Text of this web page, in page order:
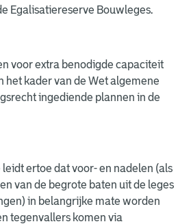
Egalisatiereserve Bouwleges.
voor extra benodigde capaciteit
het kader van de Wet algemene
ingediende plannen in de
ertoe dat voor- en nadelen (als
van de begrote baten uit de leges
in belangrijke mate worden
tegenvallers komen via